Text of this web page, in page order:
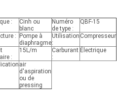
:
Cinh ou
blanc
Numéro
de type :
QBF-15
:
Pompe à
diaphragme
Utilisation
:
Compresseur
:
15L/m
Carburant
:
Électrique
air
d'aspiration
ou de
pressing